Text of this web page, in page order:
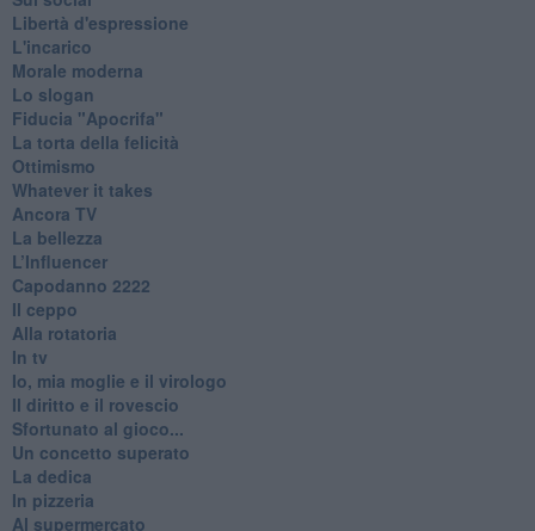
Libertà d'espressione
L'incarico
Morale moderna
Lo slogan
Fiducia "Apocrifa"
La torta della felicità
Ottimismo
Whatever it takes
Ancora TV
La bellezza
L’Influencer
​Capodanno 2222
Il ceppo
Alla rotatoria
In tv
Io, mia moglie e il virologo
Il diritto e il rovescio
Sfortunato al gioco...
Un concetto superato
La dedica
In pizzeria
Al supermercato